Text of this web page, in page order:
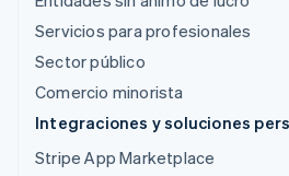
Servicios para profesionales
Sector público
Comercio minorista
Integraciones y soluciones
Stripe App Marketplace